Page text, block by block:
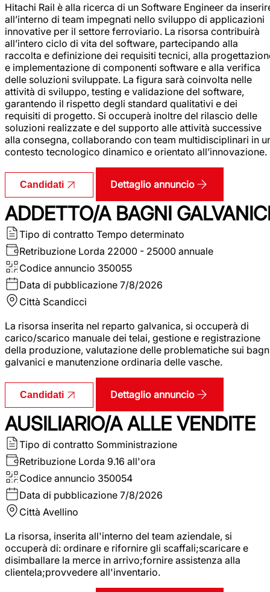
Hitachi Rail è alla ricerca di un Software Engineer da
all’interno di team impegnati nello sviluppo di applicazioni
innovative per il settore ferroviario. La risorsa contribuirà
all’intero ciclo di vita del software, partecipando alla
raccolta e definizione dei requisiti tecnici, alla
e implementazione di componenti software e alla verifica
delle soluzioni sviluppate. La figura sarà coinvolta nelle
attività di sviluppo, testing e validazione del software,
garantendo il rispetto degli standard qualitativi e dei
requisiti di progetto. Si occuperà inoltre del rilascio delle
soluzioni realizzate e del supporto alle attività successive
alla consegna, collaborando con team multidisciplinari in
contesto tecnologico dinamico e orientato all’innovazione.
Candidati Dettaglio annuncio
ADDETTO/A BAGNI
Tipo di contratto Tempo determinato
Retribuzione Lorda 22000 - 25000 annuale
Codice annuncio 350055
Data di pubblicazione 7/8/2026
Città Scandicci
La risorsa inserita nel reparto galvanica, si occuperà di
carico/scarico manuale dei telai, gestione e registrazione
della produzione, valutazione delle problematiche sui
galvanici e manutenzione ordinaria delle vasche.
Candidati Dettaglio annuncio
AUSILIARIO/A ALLE VENDITE
Tipo di contratto Somministrazione
Retribuzione Lorda 9.16 all'ora
Codice annuncio 350054
Data di pubblicazione 7/8/2026
Città Avellino
La risorsa, inserita all'interno del team aziendale, si
occuperà di: ordinare e rifornire gli scaffali;scaricare e
disimballare la merce in arrivo;fornire assistenza alla
clientela;provvedere all'inventario.